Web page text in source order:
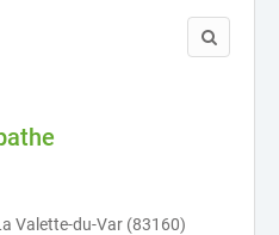
Valette-du-Var (83160)